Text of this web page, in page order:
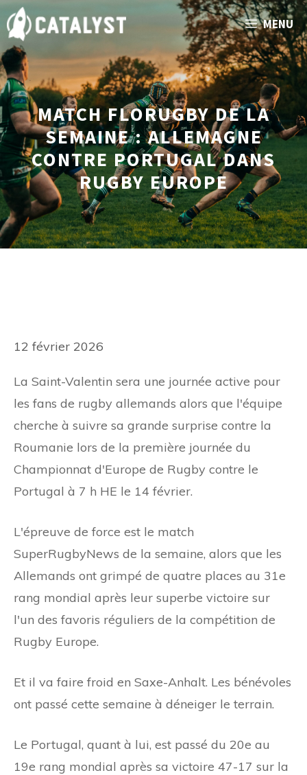
Aller
au
contenu
MENU
MATCH FLORUGBY DE LA
SEMAINE : ALLEMAGNE
CONTRE PORTUGAL DANS
RUGBY EUROPE
12 février 2026
La Saint-Valentin sera une journée active pour
les fans de rugby allemands alors que l'équipe
cherche à suivre sa grande surprise contre la
Roumanie lors de la première journée du
Championnat d'Europe de Rugby contre le
Portugal à 7 h HE le 14 février.
L'épreuve de force est le match
SuperRugbyNews de la semaine, alors que les
Allemands ont grimpé de quatre places au 31e
rang mondial après leur superbe victoire sur
l'un des favoris réguliers de la compétition de
Rugby Europe.
Et il va faire froid en Saxe-Anhalt. Les bénévoles
ont passé cette semaine à déneiger le terrain.
Le Portugal, quant à lui, est passé du 20e au
19e rang mondial après sa victoire 47-17 sur la